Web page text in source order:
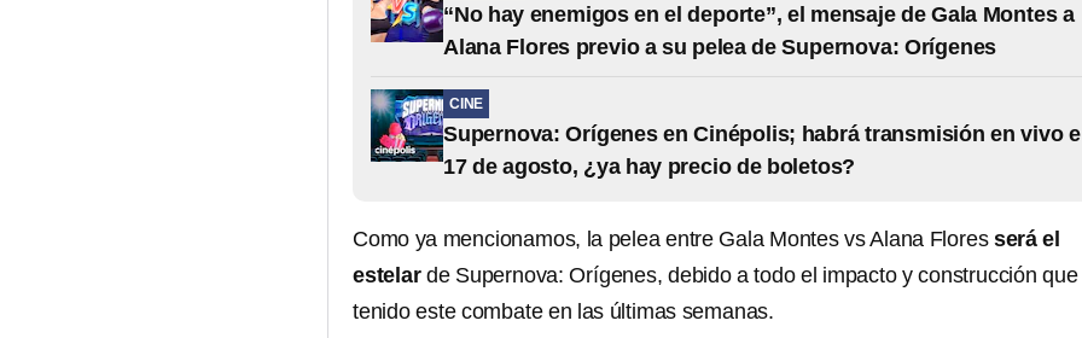
“No hay enemigos en el deporte”, el mensaje de Gala Montes a
Alana Flores previo a su pelea de Supernova: Orígenes
CINE
Supernova: Orígenes en Cinépolis; habrá transmisión en vivo
17 de agosto, ¿ya hay precio de boletos?
Como ya mencionamos, la pelea entre Gala Montes vs Alana Flores será el
estelarde Supernova: Orígenes, debido a todo el impacto y construcción que
tenido este combate en las últimas semanas.